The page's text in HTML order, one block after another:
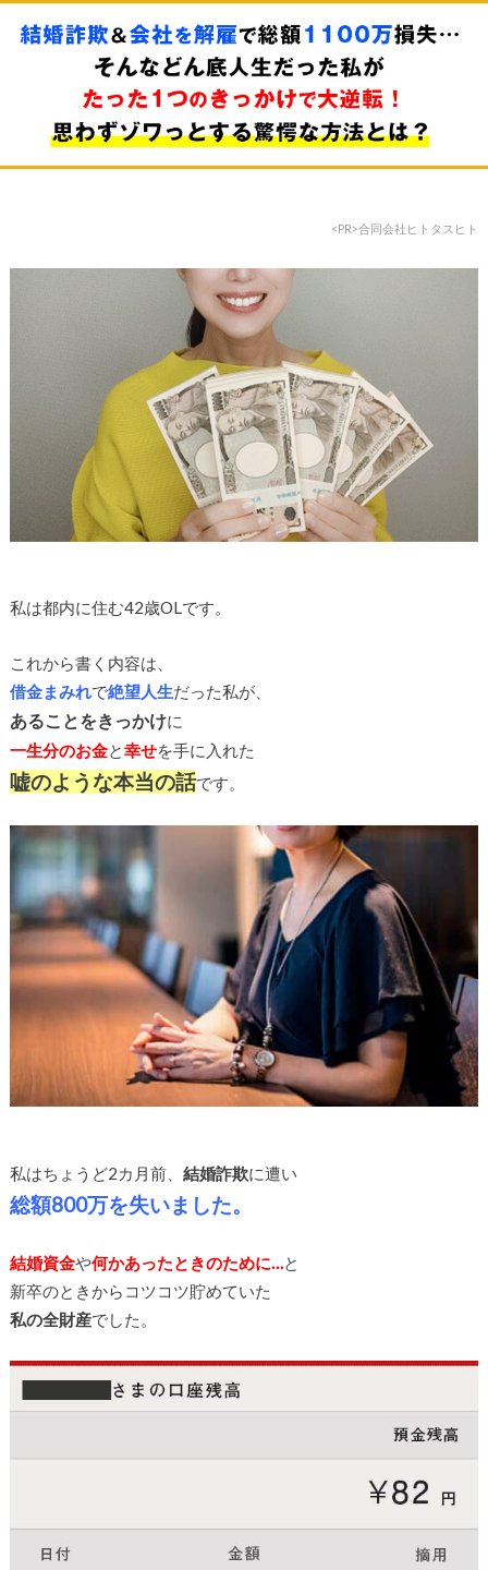
<PR>合同会社ヒトタスヒト
私は都内に住む42歳OLです。
これから書く内容は、
借金まみれで絶望人生だった私が、
あることをきっかけに
一生分のお金と幸せを手に入れた
嘘のような本当の話です。
私はちょうど2カ月前、 結婚詐欺に遭い
総額800万を失いました。
結婚資金や何かあったときのために…と
新卒のときからコツコツ貯めていた
私の全財産でした。